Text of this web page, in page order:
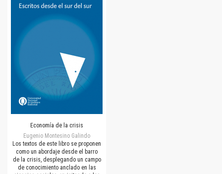
Economía de la crisis
Eugenio Montesino Galindo
Los textos de este libro se proponen
como un abordaje desde el barro
de la crisis, desplegando un campo
de conocimiento anclado en las